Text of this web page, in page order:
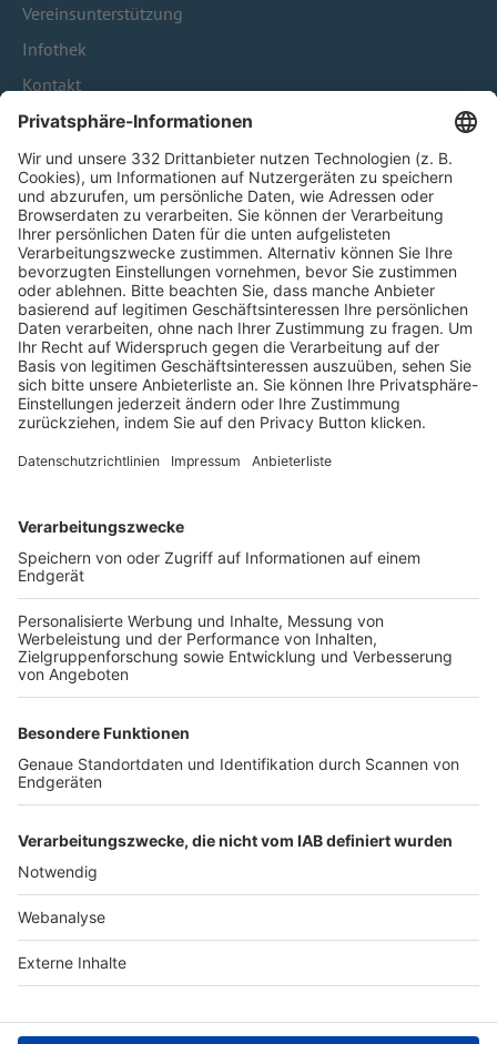
Vereinsunterstützung
Infothek
Kontakt
HÄUFIG BESUCHTE SEITEN
Pässe und Vereinswechsel
Trainerausbildung
Schulungsangebot Vereinsmitarbeiter
BFV-Geschäftsstellen
Trainerbörse
Login SpielPlus
FOLGE DEM BFV
TOP-VEREINE
TOP-PARTNER
Nutzungsbedingungen Datenschutz Impressum